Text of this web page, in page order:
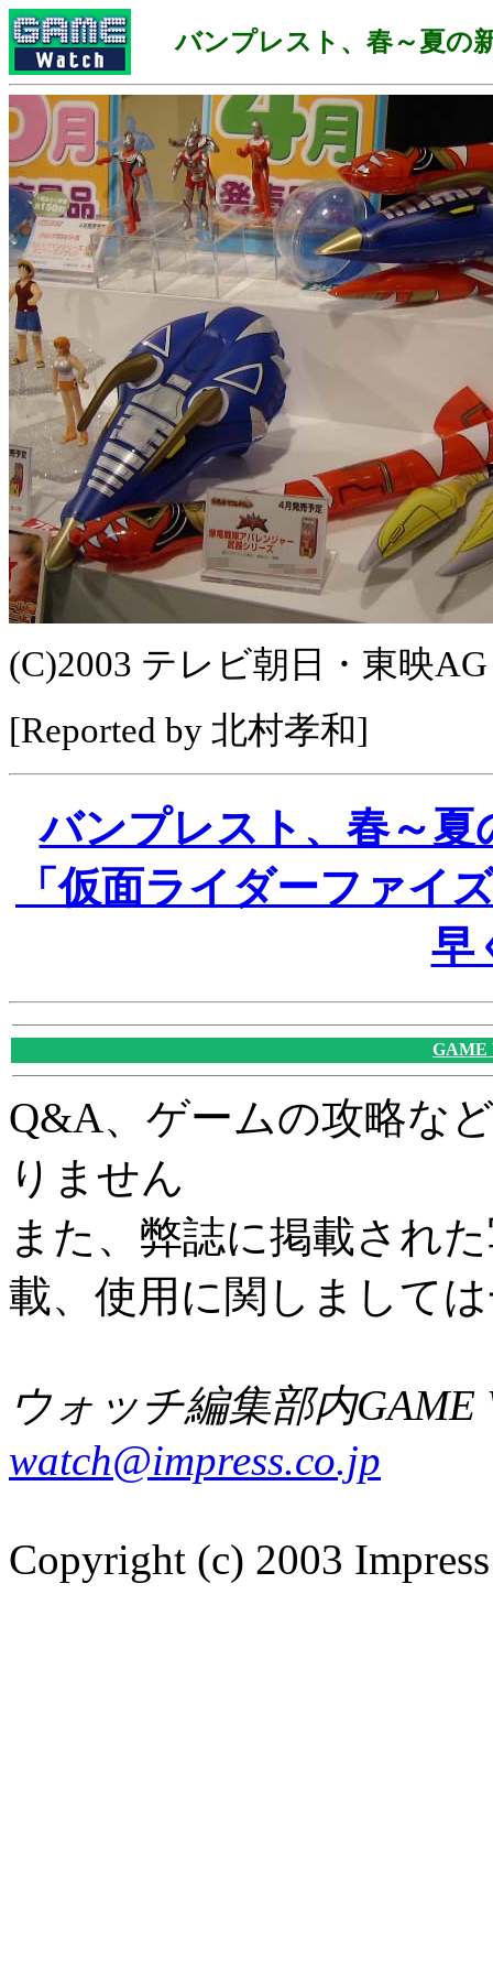
バンプレスト、春～夏の
(C)2003 テレビ朝日・東映
[Reported by 北村孝和]
バンプレスト、春～
「仮面ライダーファイ
早
GAME
Q&A、ゲームの攻略な
りません
また、弊誌に掲載され
載、使用に関しまして
ウォッチ編集部内GAME
watch@impress.co.jp
Copyright (c) 2003